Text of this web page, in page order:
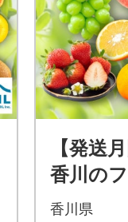
【発送
香川の
8回
香川県